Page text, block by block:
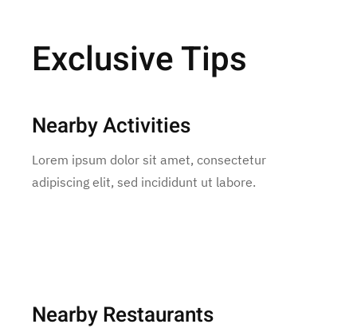
Exclusive Tips
Nearby Activities
Lorem ipsum dolor sit amet, consectetur
adipiscing elit, sed incididunt ut labore.
Nearby Restaurants